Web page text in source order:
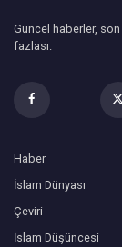
Güncel haberler,
fazlası.
Haber
İslam Dünyası
Çeviri
İslam Düşüncesi